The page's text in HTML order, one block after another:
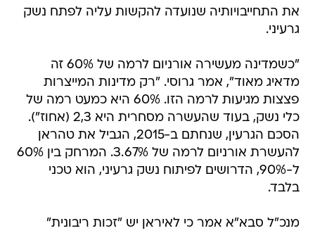
את התחייבויותיה שנועדה להקשות עליה לפתח נשק
גרעיני.
"כשמדינה מעשירה אורניום לרמה של 60% זה
מדאיג מאוד", אמר גרוסי. "רק מדינות המייצרות
פצצות מגיעות לרמה הזו. 60% היא כמעט רמה של
כלי נשק, בעוד שהעשרה מסחרית היא 2,3 (אחוז").
הסכם הגרעין, שנחתם ב-2015, הגביל את טהראן
להעשרת אורניום לרמה של 3.67%. המרחק בין 60%
ל-90%, הדרושים לפיתוח נשק גרעיני, הוא טכני
בלבד.
מנכ"ל סבא"א אמר כי לאיראן יש "זכות ריבונית"